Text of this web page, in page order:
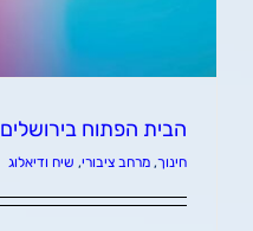
הבית הפתוח בירושלים
חינוך, מרחב ציבורי, שיח ודיאלוג